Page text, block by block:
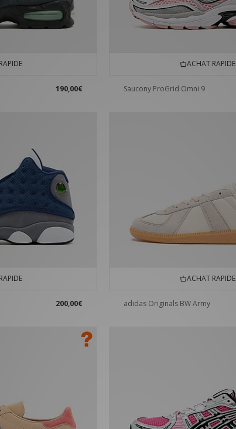
190,00€
ACHAT RAPIDE
Saucony ProGrid Omni 9
200,00€
ACHAT RAPIDE
adidas Originals BW Army